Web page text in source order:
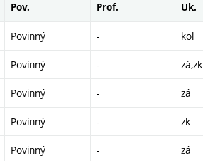
Pov. Prof. Uk.
Povinný - kol
Povinný - zá,zk
Povinný - zá
Povinný - zk
Povinný - zá